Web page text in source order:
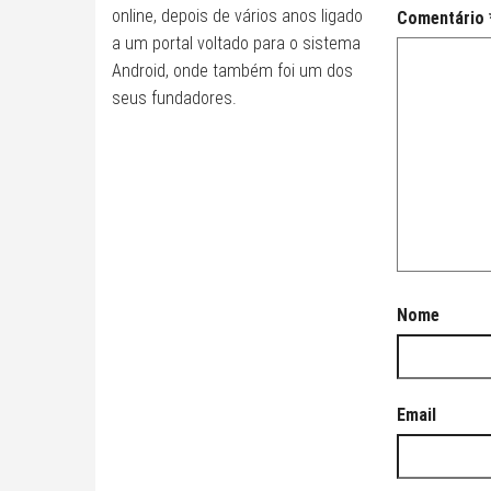
online, depois de vários anos ligado
a um portal voltado para o sistema
Android, onde também foi um dos
seus fundadores.
Comentário
Nome
Email